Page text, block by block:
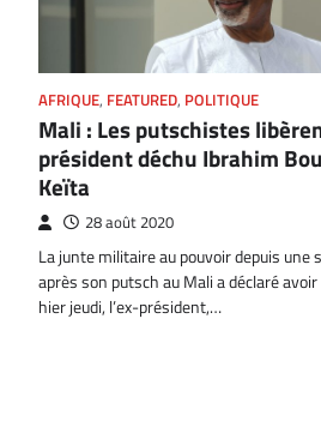
AFRIQUE, FEATURED, POLITIQUE
Mali : Les putschistes
président déchu Ibrahim
Keïta
28 août 2020
La junte militaire au pouvoir depuis une
après son putsch au Mali a déclaré
hier jeudi, l’ex-président,…